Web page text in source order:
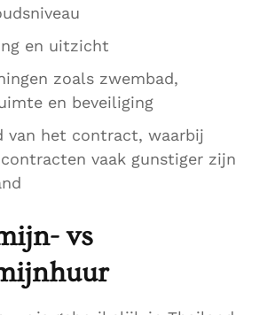
en uitzicht
zoals zwembad,
en beveiliging
van het contract, waarbij
vaak gunstiger zijn
vs